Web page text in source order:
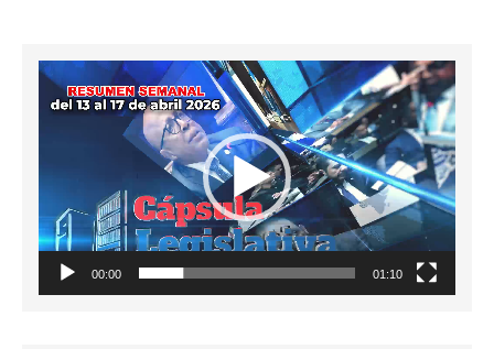
Reproductor
vídeo
00:00 01:10